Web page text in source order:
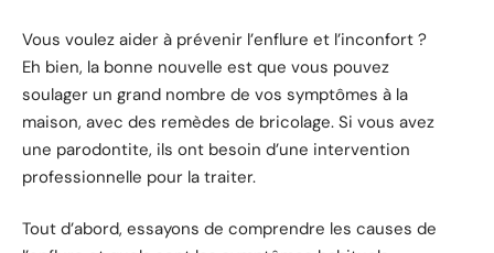
Vous voulez aider à prévenir l’enflure et l’inconfort ?
Eh bien, la bonne nouvelle est que vous pouvez
soulager un grand nombre de vos symptômes à la
maison, avec des remèdes de bricolage. Si vous avez
une parodontite, ils ont besoin d’une intervention
professionnelle pour la traiter.
Tout d’abord, essayons de comprendre les causes de